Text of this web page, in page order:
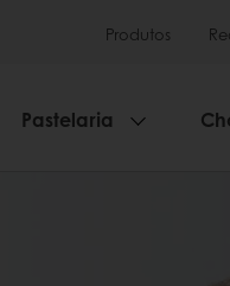
Produtos
Pastelaria